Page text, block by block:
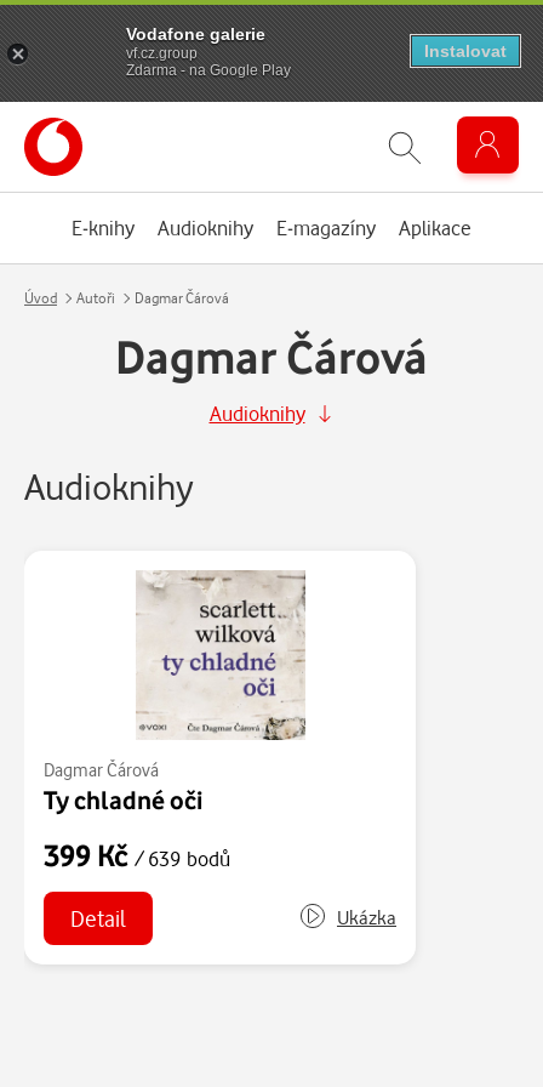
E-knihy Audioknihy E-magazíny Aplikace
Úvod Autoři Dagmar Čárová
Dagmar Čárová
Audioknihy
Audioknihy
Dagmar Čárová
Ty chladné oči
399 Kč / 639 bodů
Detail Ukázka
Vodafone galerie
vf.cz.group
Zdarma - na Google Play
Instalovat